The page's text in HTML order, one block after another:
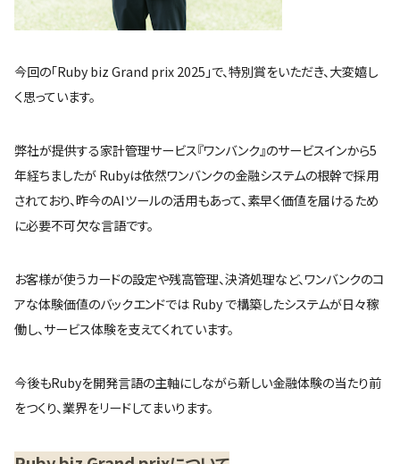
今回の「Ruby biz Grand prix 2025」で、特別賞をいただき、大変嬉し
く思っています。
弊社が提供する家計管理サービス『ワンバンク』のサービスインから5
年経ちましたが Rubyは依然ワンバンクの金融システムの根幹で採用
されており、昨今のAIツールの活用もあって、素早く価値を届けるため
に必要不可欠な言語です。
お客様が使うカードの設定や残高管理、決済処理など、ワンバンクのコ
アな体験価値のバックエンドでは Ruby で構築したシステムが日々稼
働し、サービス体験を支えてくれています。
今後もRubyを開発言語の主軸にしながら新しい金融体験の当たり前
をつくり、業界をリードしてまいります。